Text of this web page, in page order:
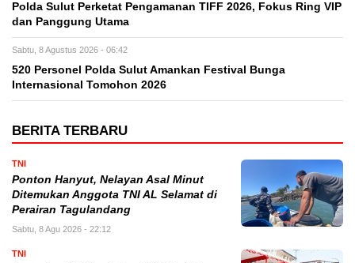
Polda Sulut Perketat Pengamanan TIFF 2026, Fokus Ring VIP
dan Panggung Utama
Sabtu, 8 Agustus 2026 - 06:42
520 Personel Polda Sulut Amankan Festival Bunga
Internasional Tomohon 2026
BERITA TERBARU
TNI
Ponton Hanyut, Nelayan Asal Minut
Ditemukan Anggota TNI AL Selamat di
Perairan Tagulandang
Sabtu, 8 Agu 2026 - 22:12
TNI